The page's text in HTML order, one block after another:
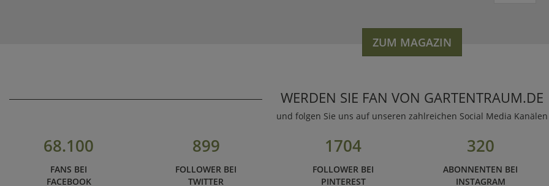
ZUM MAGAZIN
WERDEN SIE FAN VON GARTENTRAUM.DE
und folgen Sie uns auf unseren zahlreichen Social Media Kanälen
68.100
FANS BEI
FACEBOOK
899
FOLLOWER BEI
TWITTER
1704
FOLLOWER BEI
PINTEREST
320
ABONNENTEN BEI
INSTAGRAM